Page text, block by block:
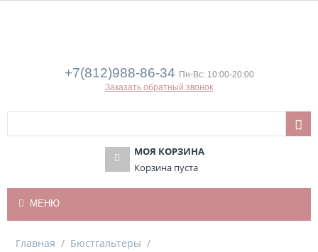
+7(812)988-86-34 Пн-Вс: 10:00-20:00
Заказать обратный звонок
МОЯ КОРЗИНА
Корзина пуста
МЕНЮ
Главная / Бюстгальтеры /